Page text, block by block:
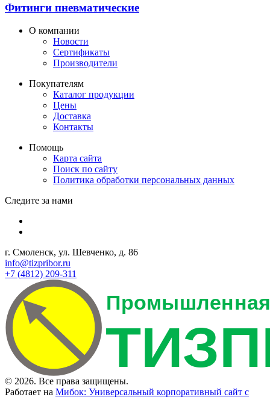
Фитинги пневматические
О компании
Новости
Сертификаты
Производители
Покупателям
Каталог продукции
Цены
Доставка
Контакты
Помощь
Карта сайта
Поиск по сайту
Политика обработки персональных данных
Следите за нами
г. Смоленск, ул. Шевченко, д. 86
info@tizpribor.ru
+7 (4812) 209-311
© 2026. Все права защищены.
Работает на Мибок: Универсальный корпоративный сайт с